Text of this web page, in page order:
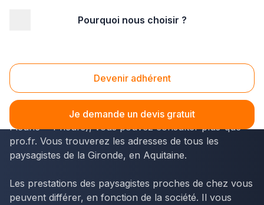
Pourquoi nous choisir ?
Devenir adhérent
Je demande un devis gratuit
Paysagiste Blanquefort (33290)
Pour accéder aux noms et coordonnées des
spécialistes localisés à Blanquefort (labellisée Ville
Fleurie - 4 fleurs), vous pouvez consulter plus-que-
pro.fr. Vous trouverez les adresses de tous les
paysagistes de la Gironde, en Aquitaine.
Les prestations des paysagistes proches de chez vous
peuvent différer, en fonction de la société. Il vous